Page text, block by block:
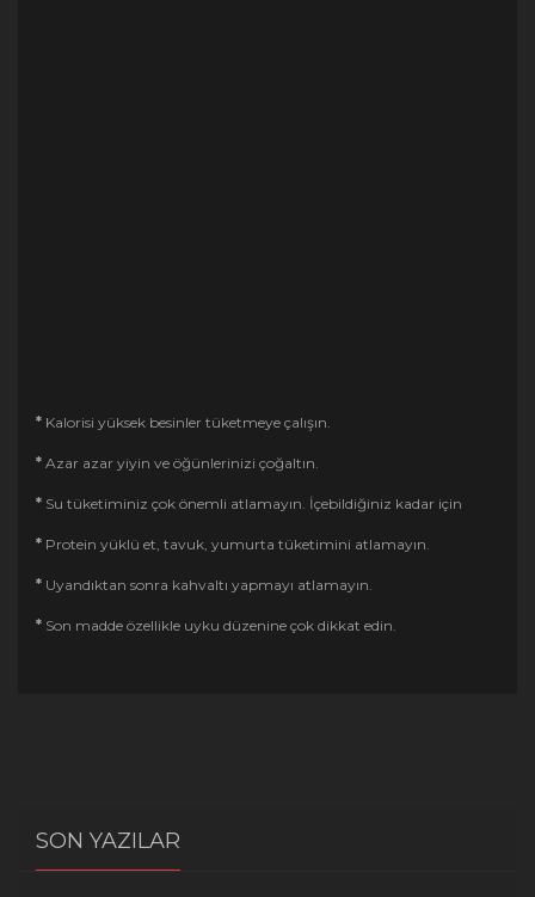
* Kalorisi yüksek besinler tüketmeye çalışın.
* Azar azar yiyin ve öğünlerinizi çoğaltın.
* Su tüketiminiz çok önemli atlamayın. İçebildiğiniz kadar için
* Protein yüklü et, tavuk, yumurta tüketimini atlamayın.
* Uyandıktan sonra kahvaltı yapmayı atlamayın.
* Son madde özellikle uyku düzenine çok dikkat edin.
SON YAZILAR